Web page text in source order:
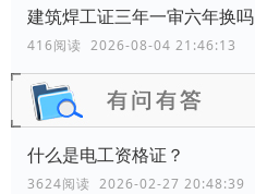
建筑焊工证三年一审六年换吗
416阅读 2026-08-04 21:46:13
什么是电工资格证？
3624阅读 2026-02-27 20:48:39